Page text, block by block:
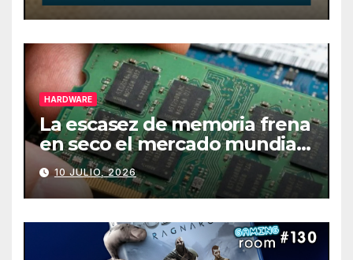
HARDWARE
La escasez de memoria frena
en seco el mercado mundial
de PCs
10 JULIO, 2026